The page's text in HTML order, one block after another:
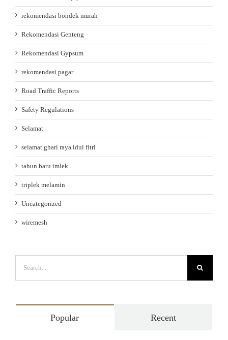
rekomendasi bondek murah
Rekomendasi Genteng
Rekomendasi Gypsum
rekomendasi pagar
Road Traffic Reports
Safety Regulations
Selamat
selamat ghari raya idul fitri
tahun baru imlek
triplek melamin
Uncategorized
wiremesh
for:
Popular Recent